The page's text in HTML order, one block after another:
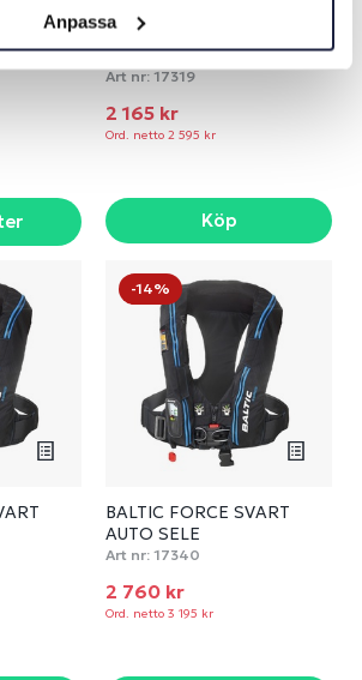
Anpassa
AUTO
BALTIC ATHENA 165N NAVY
SELE AUTO
Art nr: 17319
2 165 kr
Ord. netto 2 595 kr
Köp
-14%
BALTIC FORCE SVART
AUTO SELE
Art nr: 17340
2 760 kr
Ord. netto 3 195 kr